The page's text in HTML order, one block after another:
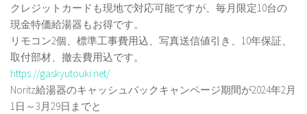
クレジットカードも現地で対応可能ですが、毎月限定10台の
現金特価給湯器もお得です。
リモコン2個、標準工事費用込、写真送信値引き、10年保証、
取付部材、撤去費用込です。
https://gaskyutouki.net/
Noritz給湯器のキャッシュバックキャンページ期間が2024年2月
1日～3月29日までと